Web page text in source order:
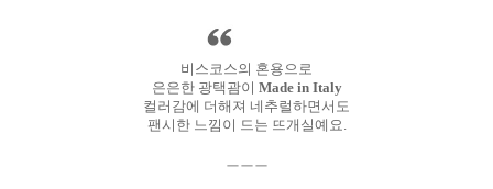
비스코스의 혼용으로
은은한 광택괌이 Made in Italy
컬러감에 더해져 네추럴하면서도
팬시한 느낌이 드는 뜨개실예요.
ㅡㅡㅡ